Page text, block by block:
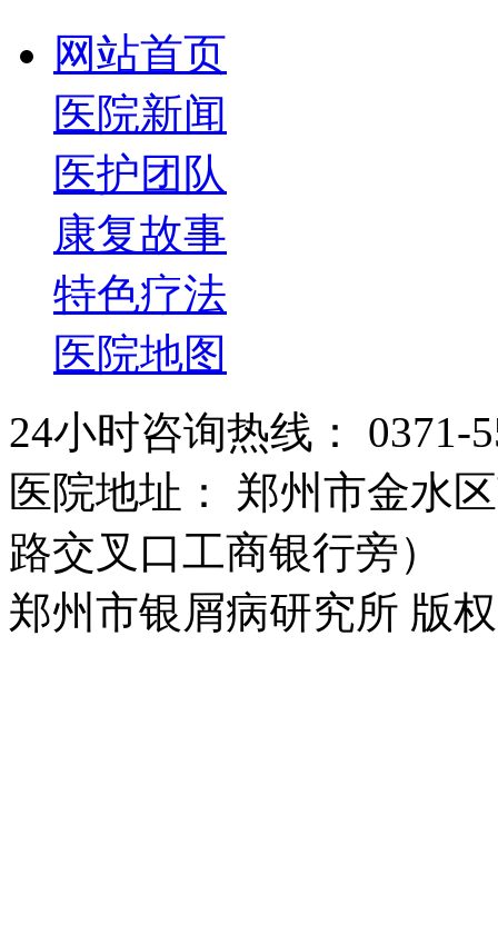
网站首页
医院新闻
医护团队
康复故事
特色疗法
医院地图
24小时咨询热线： 0371-
医院地址： 郑州市金水
路交叉口工商银行旁）
郑州市银屑病研究所 版